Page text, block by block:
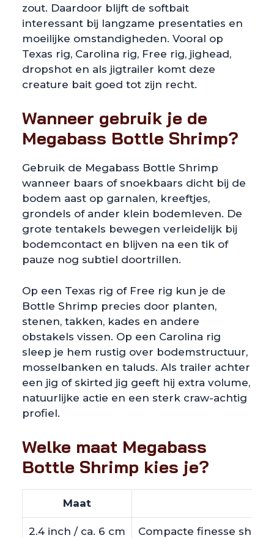
zout. Daardoor blijft de softbait
interessant bij langzame presentaties en
moeilijke omstandigheden. Vooral op
Texas rig, Carolina rig, Free rig, jighead,
dropshot en als jigtrailer komt deze
creature bait goed tot zijn recht.
Wanneer gebruik je de
Megabass Bottle Shrimp?
Gebruik de Megabass Bottle Shrimp
wanneer baars of snoekbaars dicht bij de
bodem aast op garnalen, kreeftjes,
grondels of ander klein bodemleven. De
grote tentakels bewegen verleidelijk bij
bodemcontact en blijven na een tik of
pauze nog subtiel doortrillen.
Op een Texas rig of Free rig kun je de
Bottle Shrimp precies door planten,
stenen, takken, kades en andere
obstakels vissen. Op een Carolina rig
sleep je hem rustig over bodemstructuur,
mosselbanken en taluds. Als trailer achter
een jig of skirted jig geeft hij extra volume,
natuurlijke actie en een sterk craw-achtig
profiel.
Welke maat Megabass
Bottle Shrimp kies je?
Maat
2.4 inch / ca. 6 cm Compacte finesse